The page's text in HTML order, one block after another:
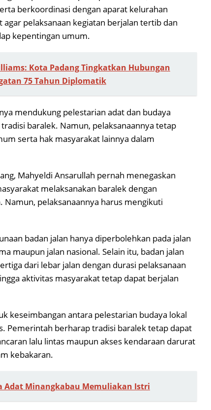
berkoordinasi dengan aparat kelurahan
pelaksanaan kegiatan berjalan tertib dan
kepentingan umum.
Kota Padang Tingkatkan Hubungan
75 Tahun Diplomatik
mendukung pelestarian adat dan budaya
baralek. Namun, pelaksanaannya tetap
serta hak masyarakat lainnya dalam
Mahyeldi Ansarullah pernah menegaskan
melaksanakan baralek dengan
Namun, pelaksanaannya harus mengikuti
badan jalan hanya diperbolehkan pada jalan
maupun jalan nasional. Selain itu, badan jalan
dari lebar jalan dengan durasi pelaksanaan
aktivitas masyarakat tetap dapat berjalan
keseimbangan antara pelestarian budaya lokal
Pemerintah berharap tradisi baralek tetap dapat
lalu lintas maupun akses kendaraan darurat
kebakaran.
Adat Minangkabau Memuliakan Istri